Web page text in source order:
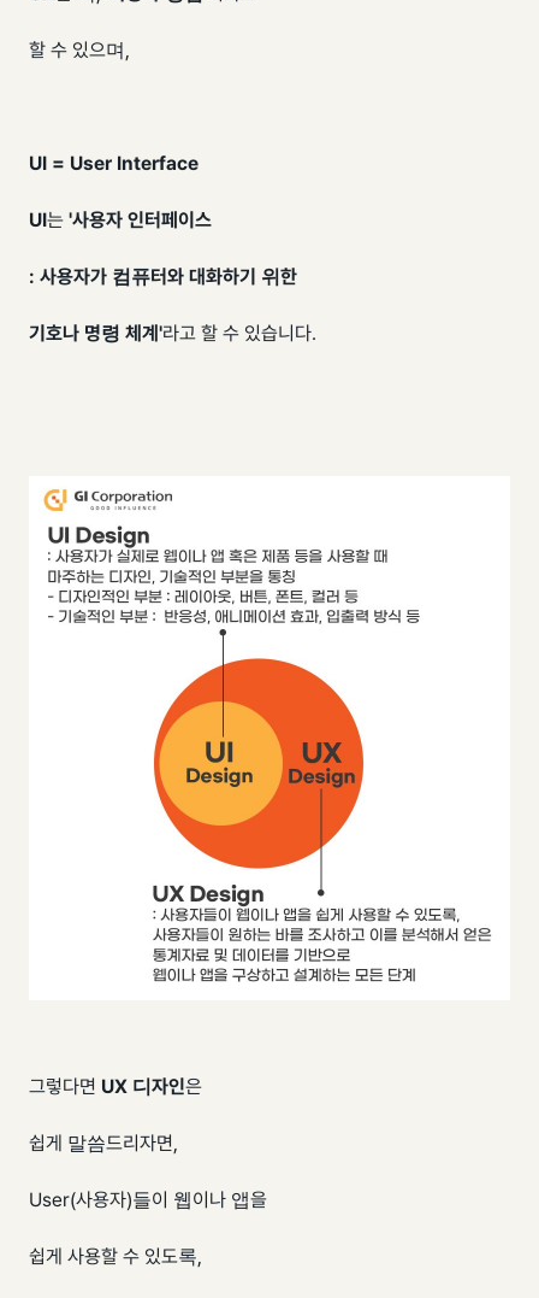
할 수 있으며,
UI = User Interface
UI는 '사용자 인터페이스
: 사용자가 컴퓨터와 대화하기 위한
기호나 명령 체계'라고 할 수 있습니다.
그렇다면 UX 디자인은
쉽게 말씀드리자면,
User(사용자)들이 웹이나 앱을
쉽게 사용할 수 있도록,